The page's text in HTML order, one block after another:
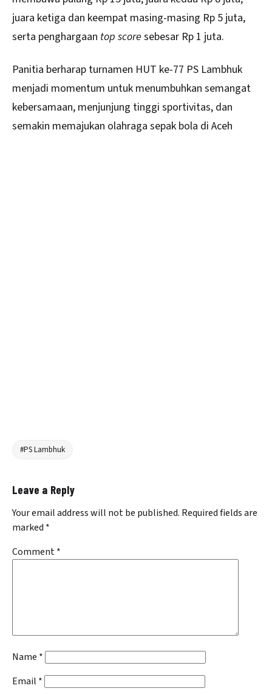
juara ketiga dan keempat masing-masing Rp 5 juta,
serta penghargaan top score sebesar Rp 1 juta.
Panitia berharap turnamen HUT ke-77 PS Lambhuk
menjadi momentum untuk menumbuhkan semangat
kebersamaan, menjunjung tinggi sportivitas, dan
semakin memajukan olahraga sepak bola di Aceh
#PS Lambhuk
Leave a Reply
Your email address will not be published. Required fields are
marked *
Comment*
Name *
Email *